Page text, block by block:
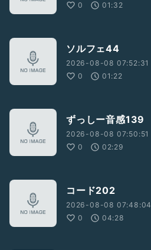
0
01:32
ソルフェ44
2026-08-08 07:52:31
0
01:22
ずっしー音感139
2026-08-08 07:50:51
0
02:29
コード202
2026-08-08 07:48:04
0
04:28